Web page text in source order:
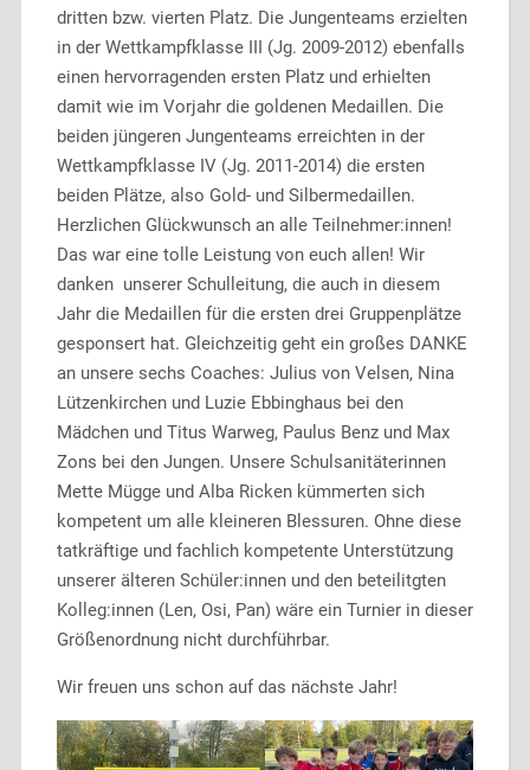
dritten bzw. vierten Platz. Die Jungenteams erzielten
in der Wettkampfklasse III (Jg. 2009-2012) ebenfalls
einen hervorragenden ersten Platz und erhielten
damit wie im Vorjahr die goldenen Medaillen. Die
beiden jüngeren Jungenteams erreichten in der
Wettkampfklasse IV (Jg. 2011-2014) die ersten
beiden Plätze, also Gold- und Silbermedaillen.
Herzlichen Glückwunsch an alle Teilnehmer:innen!
Das war eine tolle Leistung von euch allen! Wir
danken unserer Schulleitung, die auch in diesem
Jahr die Medaillen für die ersten drei Gruppenplätze
gesponsert hat. Gleichzeitig geht ein großes DANKE
an unsere sechs Coaches: Julius von Velsen, Nina
Lützenkirchen und Luzie Ebbinghaus bei den
Mädchen und Titus Warweg, Paulus Benz und Max
Zons bei den Jungen. Unsere Schulsanitäterinnen
Mette Mügge und Alba Ricken kümmerten sich
kompetent um alle kleineren Blessuren. Ohne diese
tatkräftige und fachlich kompetente Unterstützung
unserer älteren Schüler:innen und den beteilitgten
Kolleg:innen (Len, Osi, Pan) wäre ein Turnier in dieser
Größenordnung nicht durchführbar.
Wir freuen uns schon auf das nächste Jahr!